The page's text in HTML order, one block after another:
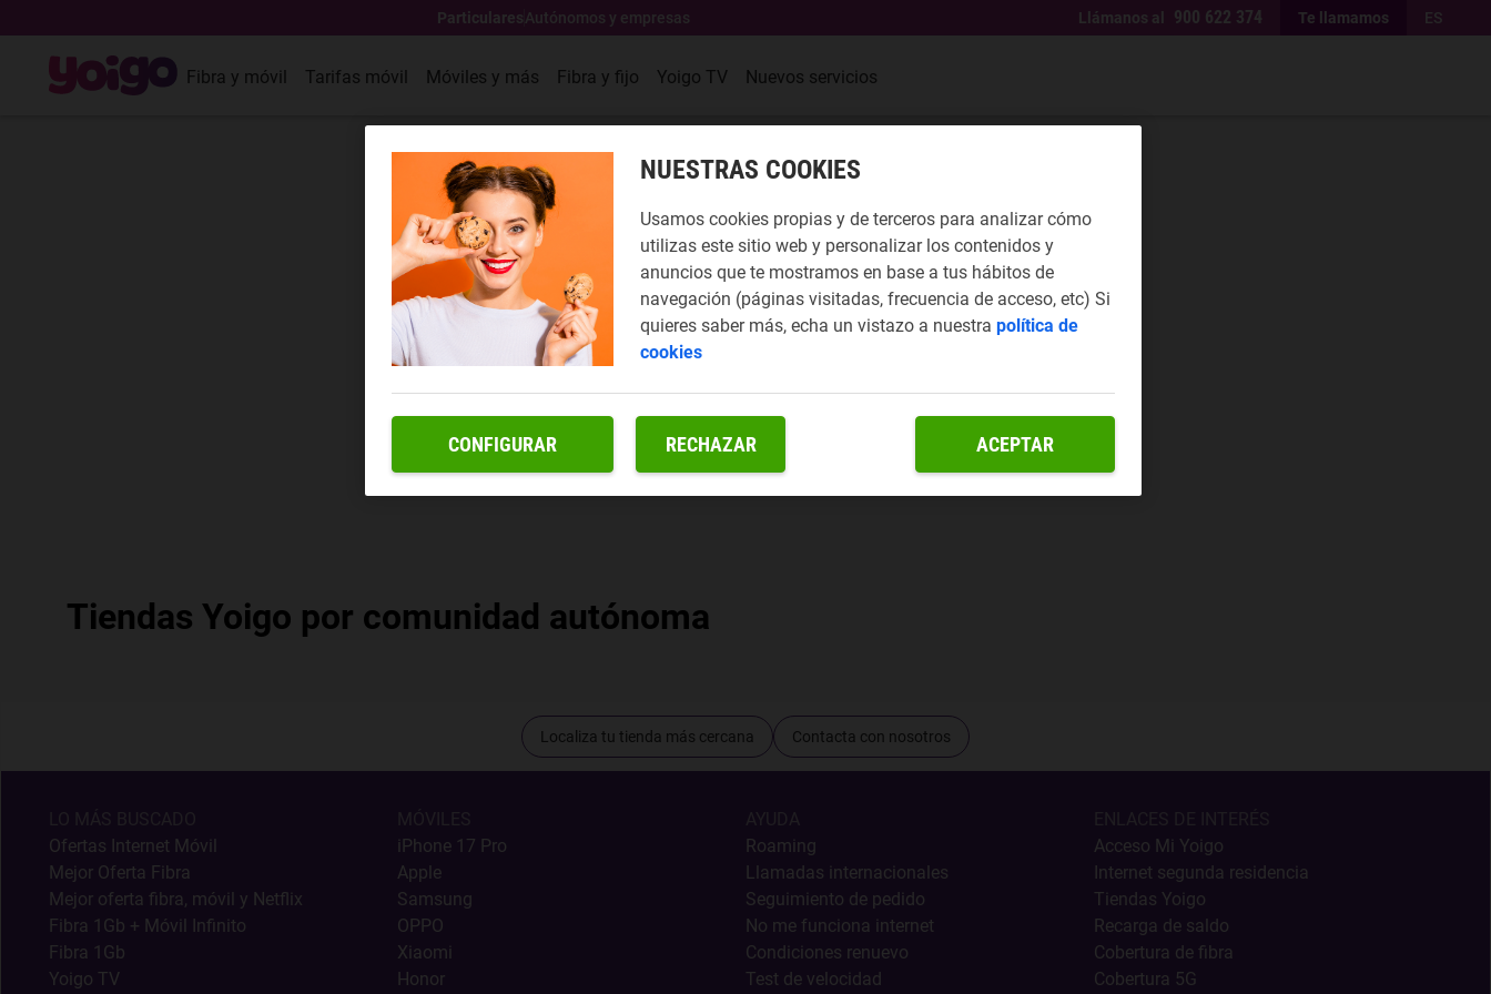
ParticularesAutónomos y empresas Llámanos al 900 622 374 Te llamamos ES
Fibra y móvil Tarifas móvil Móviles y más Fibra y fijo Yoigo TV Nuevos servicios
Tiendas Yoigo por comunidad autónoma
Localiza tu tienda más cercana Contacta con nosotros
Ofertas Internet Móvil
Mejor Oferta Fibra
Mejor oferta fibra, móvil y Netflix
Fibra 1Gb + Móvil Infinito
Fibra 1Gb
Yoigo TV
iPhone 17 Pro
Apple
Samsung
OPPO
Xiaomi
Honor
Roaming
Llamadas internacionales
Seguimiento de pedido
No me funciona internet
Condiciones renuevo
Test de velocidad
Acceso Mi Yoigo
Internet segunda residencia
Tiendas Yoigo
Recarga de saldo
Cobertura de fibra
Cobertura 5G
NUESTRAS COOKIES
Usamos cookies propias y de terceros para analizar cómo
utilizas este sitio web y personalizar los contenidos y
anuncios que te mostramos en base a tus hábitos de
navegación (páginas visitadas, frecuencia de acceso, etc) Si
quieres saber más, echa un vistazo a nuestra política de
cookies
RECHAZAR ACEPTAR
CONFIGURAR